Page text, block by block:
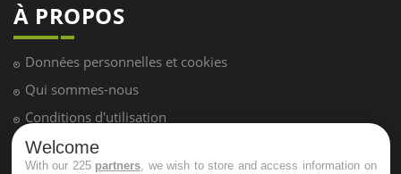
À PROPOS
Données personnelles et cookies
Qui sommes-nous
Conditions d'utilisation
Plan du site
Welcome
With our 225 partners , we wish to store and access information on